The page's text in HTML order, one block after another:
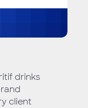
drinks
client